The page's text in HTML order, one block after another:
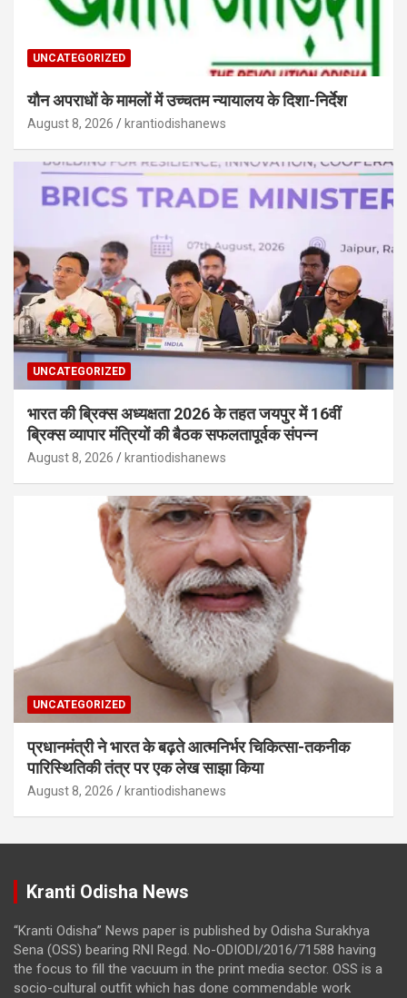
UNCATEGORIZED
यौन अपराधों के मामलों में उच्चतम न्यायालय के दिशा-निर्देश
August 8, 2026 krantiodishanews
UNCATEGORIZED
भारत की ब्रिक्‍स अध्यक्षता 2026 के तहत जयपुर में 16वीं
ब्रिक्‍स व्यापार मंत्रियों की बैठक सफलतापूर्वक संपन्न
August 8, 2026 krantiodishanews
UNCATEGORIZED
प्रधानमंत्री ने भारत के बढ़ते आत्मनिर्भर चिकित्सा-तकनीक
पारिस्थितिकी तंत्र पर एक लेख साझा किया
August 8, 2026 krantiodishanews
Kranti Odisha News
“Kranti Odisha” News paper is published by Odisha Surakhya
Sena (OSS) bearing RNI Regd. No-ODIODI/2016/71588 having
the focus to fill the vacuum in the print media sector. OSS is a
socio-cultural outfit which has done commendable work